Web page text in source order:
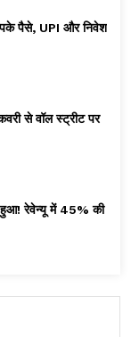
पैसे, UPI और निवेश
से वॉल स्ट्रीट पर
रेवेन्यू में 45% की